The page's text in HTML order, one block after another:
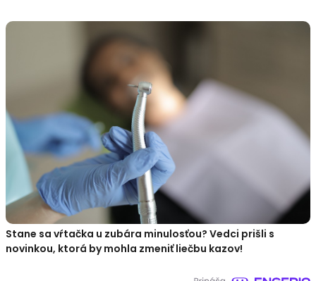
Stane sa vŕtačka u zubára minulosťou? Vedci prišli s
novinkou, ktorá by mohla zmeniť liečbu kazov!